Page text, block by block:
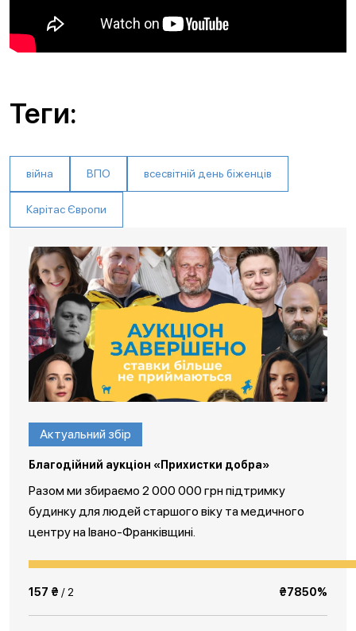
Теги:
війна ВПО всесвітній день біженців
Карітас Європи
Актуальний збір
Благодійний аукціон «Прихистки добра»
Разом ми збираємо 2 000 000 грн підтримку
будинку для людей старшого віку та медичного
центру на Івано-Франківщині.
157 ₴ / 2 ₴7850%